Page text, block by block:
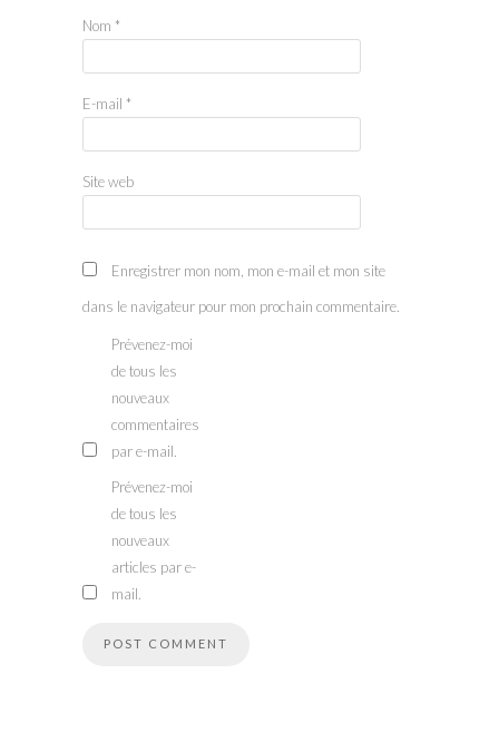
Nom *
E-mail *
Site web
Enregistrer mon nom, mon e-mail et mon site
dans le navigateur pour mon prochain commentaire.
Prévenez-moi
de tous les
nouveaux
commentaires
par e-mail.
Prévenez-moi
de tous les
nouveaux
articles par e-
mail.